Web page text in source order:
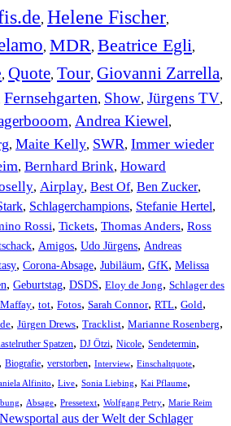
, Helene Fischer,
, MDR, Beatrice Egli,
, Quote, Tour, Giovanni Zarrella,
Fernsehgarten, Show, Jürgens TV,
, Andrea Kiewel,
, Maite Kelly, SWR, Immer wieder
, Bernhard Brink, Howard
, Airplay, Best Of, Ben Zucker,
, Schlagerchampions, Stefanie Hertel,
Rossi, Tickets, Thomas Anders, Ross
, Amigos, Udo Jürgens, Andreas
, Corona-Absage, Jubiläum, GfK, Melissa
, Geburtstag, DSDS, Eloy de Jong, Schlager des
, tot, Fotos, Sarah Connor, RTL, Gold,
, Jürgen Drews, Tracklist, Marianne Rosenberg,
Spatzen, DJ Ötzi, Nicole, Sendetermin,
, Biografie, verstorben, Interview, Einschaltquote,
Alfinito, Live, Sonia Liebing, Kai Pflaume,
, Absage, Pressetext, Wolfgang Petry, Marie Reim